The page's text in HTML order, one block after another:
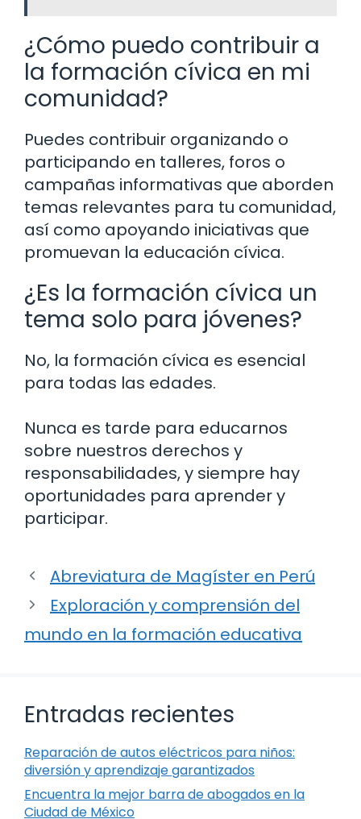
¿Cómo puedo contribuir a
la formación cívica en mi
comunidad?
Puedes contribuir organizando o
participando en talleres, foros o
campañas informativas que aborden
temas relevantes para tu comunidad,
así como apoyando iniciativas que
promuevan la educación cívica.
¿Es la formación cívica un
tema solo para jóvenes?
No, la formación cívica es esencial
para todas las edades.
Nunca es tarde para educarnos
sobre nuestros derechos y
responsabilidades, y siempre hay
oportunidades para aprender y
participar.
Abreviatura de Magíster en Perú
Exploración y comprensión del
mundo en la formación educativa
Entradas recientes
Reparación de autos eléctricos para niños:
diversión y aprendizaje garantizados
Encuentra la mejor barra de abogados en la
Ciudad de México